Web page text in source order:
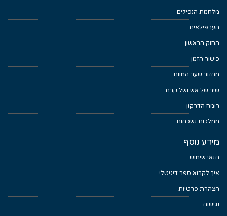
מלחמת הנפילים
הערפילאים
החוק הראשון
כישור הזמן
מחזור שער המוות
שיר של אש ושל קרח
רומח הדרקון
ממלכות נשכחות
מידע נוסף
תנאי שימוש
איך לקרוא ספר דיגיטלי
הצהרת פרטיות
נגישות